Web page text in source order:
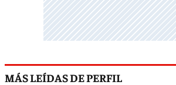
MÁS LEÍDAS DE PERFIL